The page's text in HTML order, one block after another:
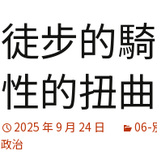
徒步的
性的扭曲
2025 年 9 月 24 日 06-
政治